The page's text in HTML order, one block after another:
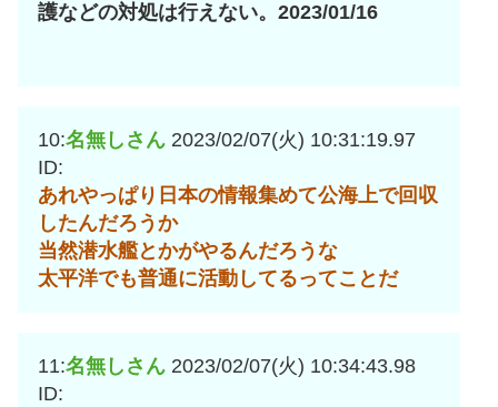
護などの対処は行えない。2023/01/16
10:名無しさん 2023/02/07(火) 10:31:19.97
ID:
あれやっぱり日本の情報集めて公海上で回収
したんだろうか
当然潜水艦とかがやるんだろうな
太平洋でも普通に活動してるってことだ
11:名無しさん 2023/02/07(火) 10:34:43.98
ID: